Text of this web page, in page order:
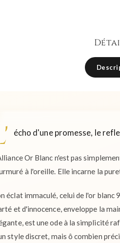
écho d'une promesse, le
Or Blanc n'est pas
à l'oreille. Elle incarne la
éclat immaculé, celui de l'or blanc
et d'innocence, enveloppe la
est une ode à la simplicité
style discret, mais ô combien